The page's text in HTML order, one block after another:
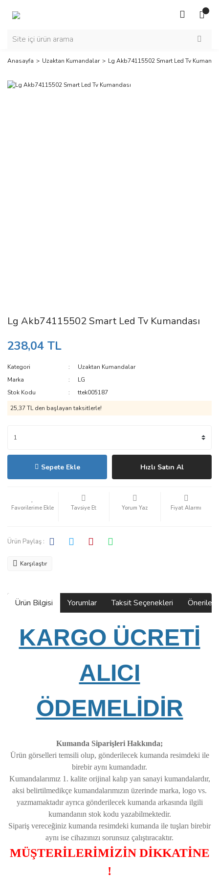
Anasayfa Uzaktan Kumandalar Lg Akb74115502 Smart Led Tv
Lg Akb74115502 Smart Led Tv Kumandası
238,04 TL
Kategori
Uzaktan Kumandalar
Marka
LG
Stok Kodu
ttek005187
25,37 TL den başlayan taksitlerle!
Sepete Ekle Hızlı Satın Al
Tavsiye Et Yorum Yaz Fiyat Alarmı
Ürün Paylaş :
Karşılaştır
Ürün Bilgisi Yorumlar Taksit Seçenekleri
KARGO ÜCRETİ
ALICI
ÖDEMELİDİR
Kumanda Siparişleri Hakkında;
Ürün görselleri temsili olup, gönderilecek kumanda resimdeki ile
birebir aynı kumandadır.
Kumandalarımız 1. kalite orijinal kalıp yan sanayi kumandalardır,
aksi belirtilmedikçe kumandalarımızın üzerinde marka, logo vs.
yazmamaktadır ayrıca gönderilecek kumanda arkasında ilgili
kumandanın stok kodu yazabilmektedir.
Sipariş vereceğiniz kumanda resimdeki kumanda ile tuşları birebir
aynı ise cihazınızı sorunsuz çalıştıracaktır.
MÜŞTERİLERİMİZİN DİKKATİNE
!